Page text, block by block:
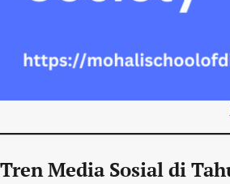
Tren Media Sosial di